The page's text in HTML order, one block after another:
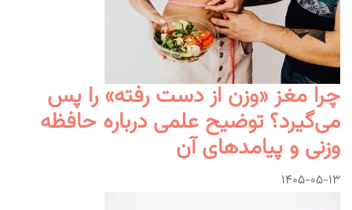
چرا مغز «وزن از دست رفته» را پس
می‌گیرد؟ توضیح علمی درباره حافظه
وزنی و پیامدهای آن
۱۴۰۵-۰۵-۱۳